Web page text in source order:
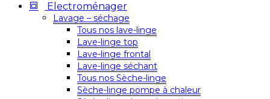
Electroménager
Lavage – séchage
Tous nos lave-linge
Lave-linge top
Lave-linge frontal
Lave-linge séchant
Tous nos Sèche-linge
Sèche-linge pompe à chaleur